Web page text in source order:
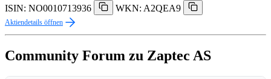
ISIN: NO0010713936
WKN: A2QEA9
Aktiendetails öffnen
Community Forum zu Zaptec AS